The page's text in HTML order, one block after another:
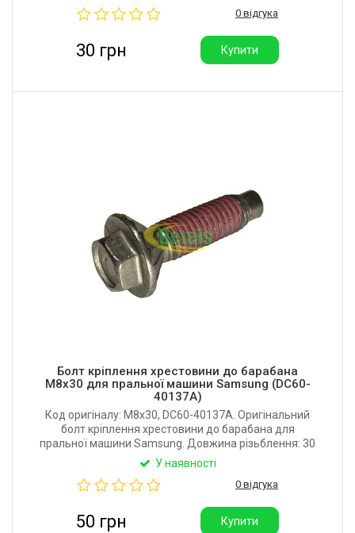
міцність) — 2 години.
0 відгука
30 грн Купити
Болт кріплення хрестовини до барабана
M8x30 для пральної машини Samsung (DC60-
40137A)
Код оригіналу: M8x30, DC60-40137A. Оригінальний
болт кріплення хрестовини до барабана для
пральної машини Samsung. Довжина різьблення: 30
мм. Діаметр різьблення: М8.
У наявності
0 відгука
50 грн Купити